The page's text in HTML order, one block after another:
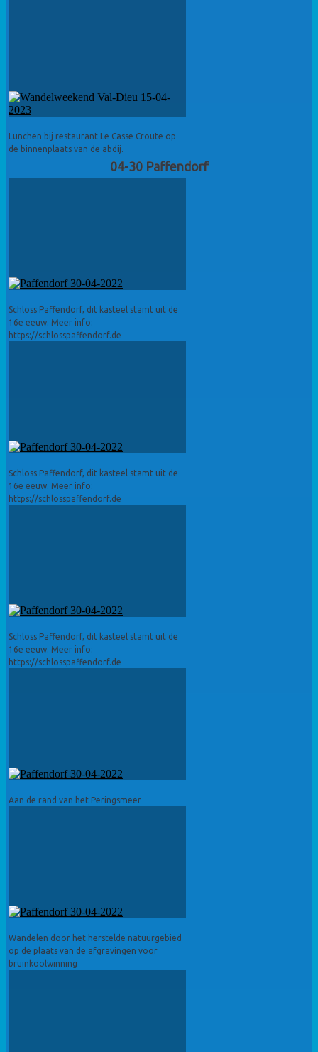
Lunchen bij restaurant Le Casse Croute op
de binnenplaats van de abdij.
04-30 Paffendorf
Schloss Paffendorf, dit kasteel stamt uit de
16e eeuw. Meer info:
https://schlosspaffendorf.de
Schloss Paffendorf, dit kasteel stamt uit de
16e eeuw. Meer info:
https://schlosspaffendorf.de
Schloss Paffendorf, dit kasteel stamt uit de
16e eeuw. Meer info:
https://schlosspaffendorf.de
Aan de rand van het Peringsmeer
Wandelen door het herstelde natuurgebied
op de plaats van de afgravingen voor
bruinkoolwinning